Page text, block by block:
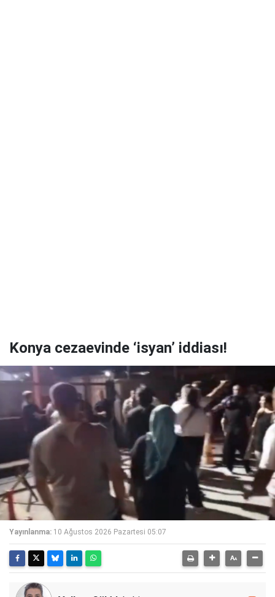
Konya cezaevinde ‘isyan’ iddiası!
Yayınlanma: 10 Ağustos 2026 Pazartesi 05:07